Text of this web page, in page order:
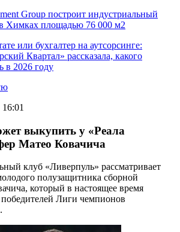
Group построит индустриальный
Химках площадью 76 000 м2
или бухгалтер на аутсорсинге:
Квартал» рассказала, какого
в 2026 году
16:01
выкупить у «Реала
Матео Ковачича
клуб «Ливерпуль» рассматривает
полузащитника сборной
который в настоящее время
победителей Лиги чемпионов